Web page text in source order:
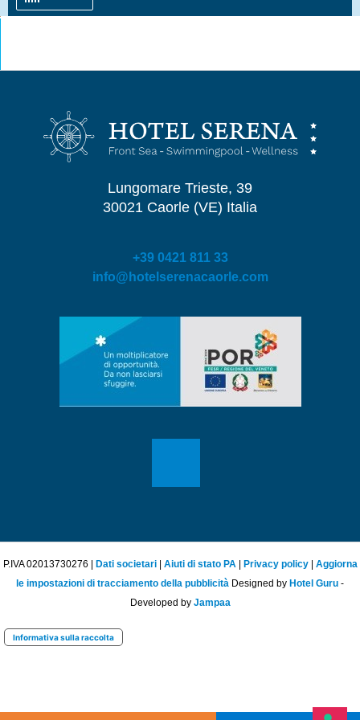
Lungomare Trieste, 39
30021 Caorle (VE) Italia
+39 0421 811 33
info@hotelserenacaorle.com
P.IVA 02013730276 | Dati societari| Aiuti di stato PA | Privacy policy| Aggiorna
le impostazioni di tracciamento della pubblicità Designed by Hotel Guru -
Developed by Jampaa
Informativa sulla raccolta